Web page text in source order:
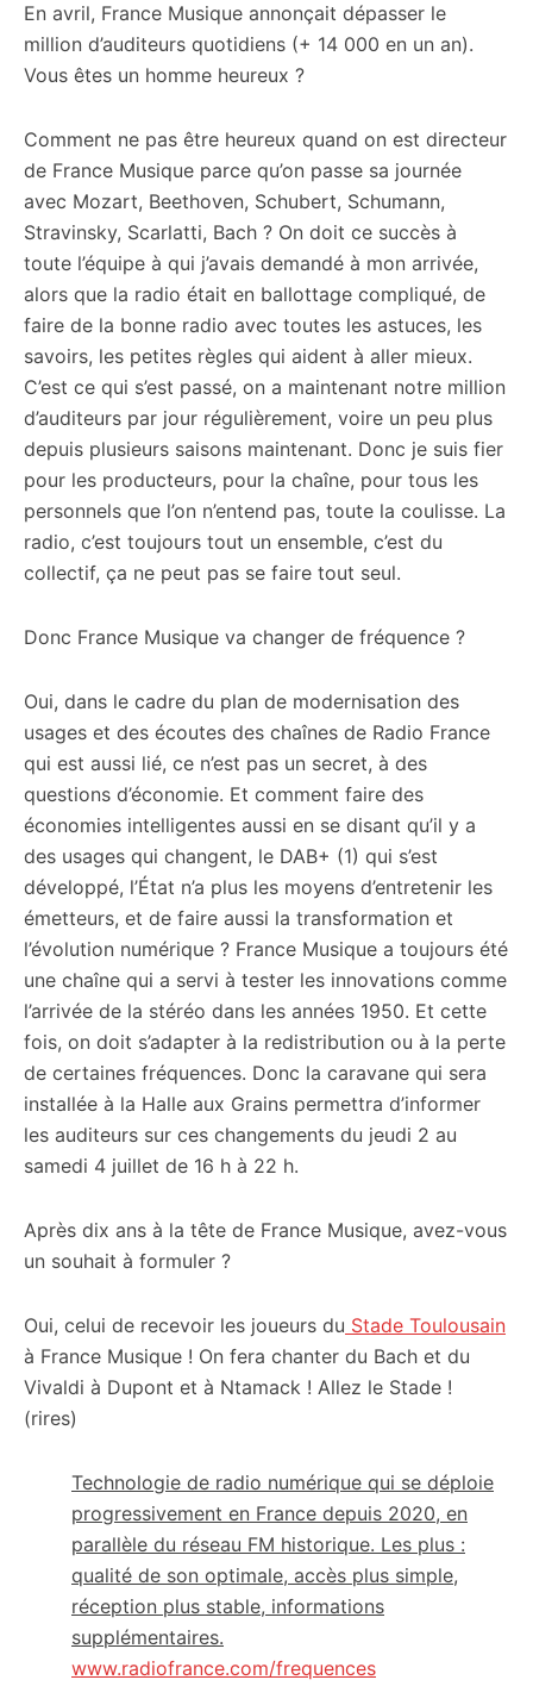
En avril, France Musique annonçait dépasser le
million d’auditeurs quotidiens (+ 14 000 en un an).
Vous êtes un homme heureux ?
Comment ne pas être heureux quand on est directeur
de France Musique parce qu’on passe sa journée
avec Mozart, Beethoven, Schubert, Schumann,
Stravinsky, Scarlatti, Bach ? On doit ce succès à
toute l’équipe à qui j’avais demandé à mon arrivée,
alors que la radio était en ballottage compliqué, de
faire de la bonne radio avec toutes les astuces, les
savoirs, les petites règles qui aident à aller mieux.
C’est ce qui s’est passé, on a maintenant notre million
d’auditeurs par jour régulièrement, voire un peu plus
depuis plusieurs saisons maintenant. Donc je suis fier
pour les producteurs, pour la chaîne, pour tous les
personnels que l’on n’entend pas, toute la coulisse. La
radio, c’est toujours tout un ensemble, c’est du
collectif, ça ne peut pas se faire tout seul.
Donc France Musique va changer de fréquence ?
Oui, dans le cadre du plan de modernisation des
usages et des écoutes des chaînes de Radio France
qui est aussi lié, ce n’est pas un secret, à des
questions d’économie. Et comment faire des
économies intelligentes aussi en se disant qu’il y a
des usages qui changent, le DAB+ (1) qui s’est
développé, l’État n’a plus les moyens d’entretenir les
émetteurs, et de faire aussi la transformation et
l’évolution numérique ? France Musique a toujours été
une chaîne qui a servi à tester les innovations comme
l’arrivée de la stéréo dans les années 1950. Et cette
fois, on doit s’adapter à la redistribution ou à la perte
de certaines fréquences. Donc la caravane qui sera
installée à la Halle aux Grains permettra d’informer
les auditeurs sur ces changements du jeudi 2 au
samedi 4 juillet de 16 h à 22 h.
Après dix ans à la tête de France Musique, avez-vous
un souhait à formuler ?
Oui, celui de recevoir les joueurs du Stade Toulousain
à France Musique ! On fera chanter du Bach et du
Vivaldi à Dupont et à Ntamack ! Allez le Stade !
(rires)
Technologie de radio numérique qui se déploie
progressivement en France depuis 2020, en
parallèle du réseau FM historique. Les plus :
qualité de son optimale, accès plus simple,
réception plus stable, informations
supplémentaires.
www.radiofrance.com/frequences